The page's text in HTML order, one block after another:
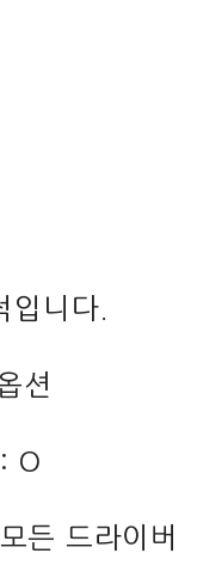
입니다.
션
O
든 드라이버